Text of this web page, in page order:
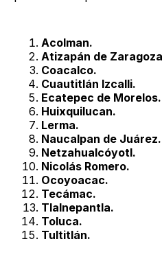
Acolman.
Atizapán de
Coacalco.
Cuautitlán Izcalli.
Ecatepec de Morelos.
Huixquilucan.
Lerma.
Naucalpan de Juárez.
Netzahualcóyotl.
Nicolás Romero.
Ocoyoacac.
Tecámac.
Tlalnepantla.
Toluca.
Tultitlán.